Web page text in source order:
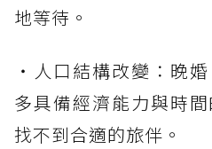
地等待。
・人口結構改變：晚
多具備經濟能力與時
找不到合適的旅伴。